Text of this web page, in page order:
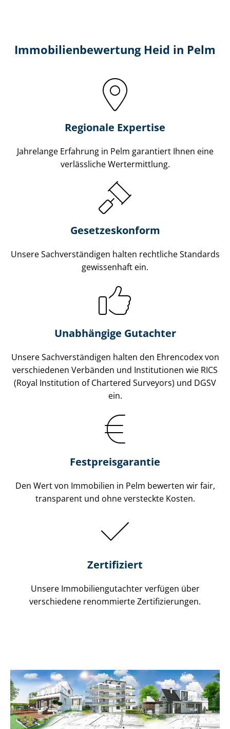
Immobilien­bewertung Heid in Pelm
Regionale Expertise
Jahrelange Erfahrung in Pelm garantiert Ihnen eine
verlässliche Wertermittlung.
Gesetzes­konform
Unsere Sach­ver­stän­di­gen halten rechtliche Standards
gewissenhaft ein.
Unabhängige Gutachter
Unsere Sach­ver­stän­di­gen halten den Ehrencodex von
verschiedenen Verbänden und Institutionen wie RICS
(Royal Institution of Chartered Surveyors) und DGSV
ein.
Festpreis​garantie
Den Wert von Immobilien in Pelm bewerten wir fair,
transparent und ohne versteckte Kosten.
Zertifiziert
Unsere Immobilien­gutachter verfügen über
verschiedene renommierte Zer­ti­fi­zie­run­gen.